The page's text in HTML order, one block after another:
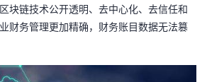
块链技术公开透明、去中心化、去信任和
财务管理更加精确，财务账目数据无法篡